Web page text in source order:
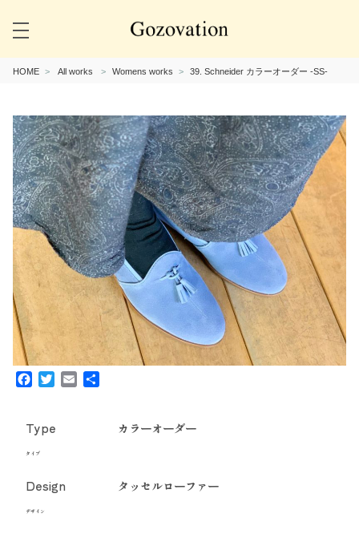
HOME All works Womens works 39. Schneider カラーオーダー -SS-
Previous
Next
Facebook
Twitter
Email
Type
タイプ
カラーオーダー
Design
デザイン
タッセルローファー